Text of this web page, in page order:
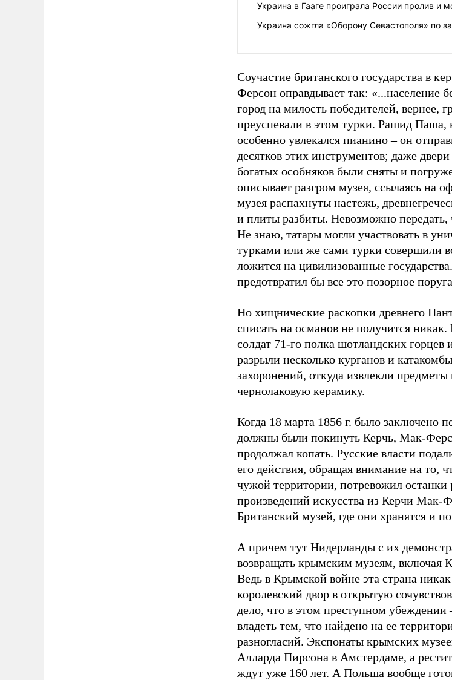
Украина в Гааге проиграла России пролив и
Украина сожгла «Оборону Севастополя» по
Соучастие британского государства в
Ферсон оправдывает так: «...население
город на милость победителей, вернее,
преуспевали в этом турки. Рашид
особенно увлекался пианино – он
десятков этих инструментов; даже
богатых особняков были сняты и
описывает разгром музея, ссылаясь на
музея распахнуты настежь,
и плиты разбиты. Невозможно передать,
Не знаю, татары могли участвовать в
турками или же сами турки совершили
ложится на цивилизованные
предотвратил бы все это позорное
Но хищнические раскопки древнего
списать на османов не получится
солдат 71-го полка шотландских
разрыли несколько курганов и
захоронений, откуда извлекли
чернолаковую керамику.
Когда 18 марта 1856 г. было заключено
должны были покинуть Керчь, Мак-
продолжал копать. Русские власти
его действия, обращая внимание на то,
чужой территории, потревожил останки
произведений искусства из Керчи Мак-
Британский музей, где они хранятся и
А причем тут Нидерланды с их
возвращать крымским музеям, включая
Ведь в Крымской войне эта страна никак
королевский двор в открытую
дело, что в этом преступном убеждении
владеть тем, что найдено на ее
разногласий. Экспонаты крымских
Алларда Пирсона в Амстердаме, а
ждут уже 160 лет. А Польша вообще